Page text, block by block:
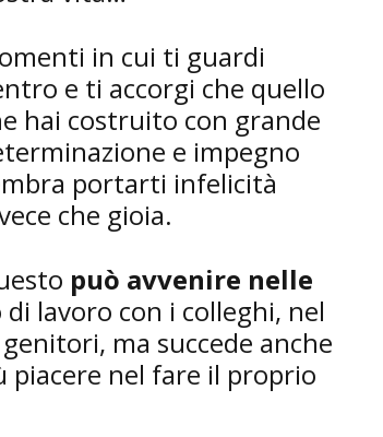
in cui ti guardi
e ti accorgi che quello
hai costruito con grande
e impegno
portarti infelicità
che gioia.
può avvenire nelle
lavoro con i colleghi, nel
ma succede anche
piacere nel fare il proprio